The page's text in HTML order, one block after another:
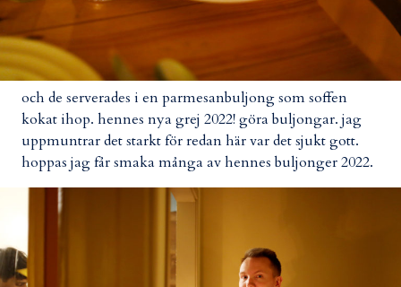
och de serverades i en parmesanbuljong som soffen
kokat ihop. hennes nya grej 2022! göra buljongar. jag
uppmuntrar det starkt för redan här var det sjukt gott.
hoppas jag får smaka många av hennes buljonger 2022.